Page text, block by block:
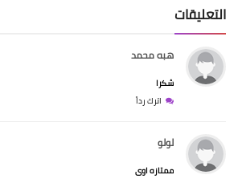
التعليقات
هبه محمد
شكرا
اترك رداً
لولو
ممتازه اوى